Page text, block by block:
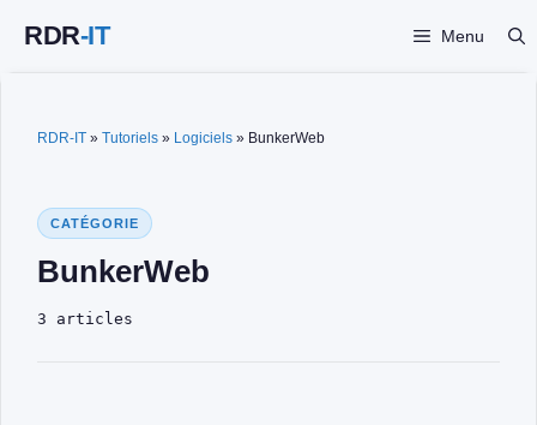
Menu
RDR-IT » Tutoriels » Logiciels » BunkerWeb
CATÉGORIE
BunkerWeb
3 articles